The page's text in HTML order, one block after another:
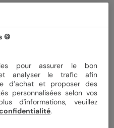
🍪
pour assurer le bon
analyser le trafic afin
d’achat et proposer des
personnalisées selon vos
d'informations, veuillez
.